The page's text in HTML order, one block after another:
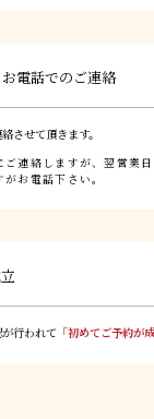
電話でのご連絡
させて頂きます。
ご連絡しますが、翌営業
お電話下さい。
行われて 「初めてご予約が成